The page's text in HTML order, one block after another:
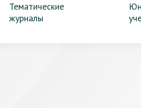
Тематические
журналы